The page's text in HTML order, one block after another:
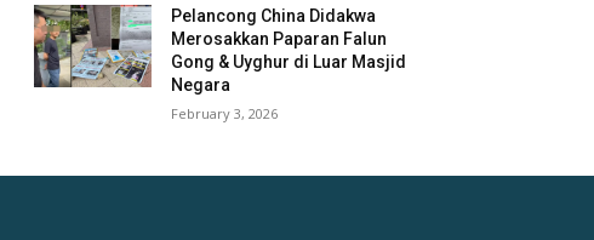
Pelancong China Didakwa
Merosakkan Paparan Falun
Gong & Uyghur di Luar Masjid
Negara
February 3, 2026